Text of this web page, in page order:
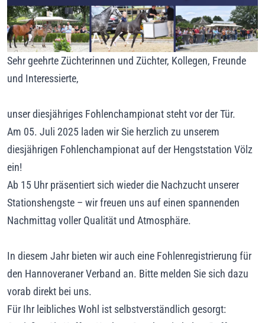
Sehr geehrte Züchterinnen und Züchter, Kollegen, Freunde
und Interessierte,
unser diesjähriges Fohlenchampionat steht vor der Tür.
Am 05. Juli 2025 laden wir Sie herzlich zu unserem
diesjährigen Fohlenchampionat auf der Hengststation Völz
ein!
Ab 15 Uhr präsentiert sich wieder die Nachzucht unserer
Stationshengste – wir freuen uns auf einen spannenden
Nachmittag voller Qualität und Atmosphäre.
In diesem Jahr bieten wir auch eine Fohlenregistrierung für
den Hannoveraner Verband an. Bitte melden Sie sich dazu
vorab direkt bei uns.
Für Ihr leibliches Wohl ist selbstverständlich gesorgt: